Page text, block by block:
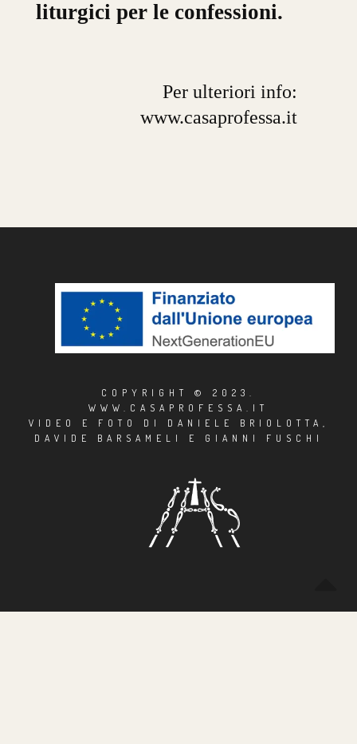
liturgici per le confessioni.
Per ulteriori info:
www.casaprofessa.it
COPYRIGHT © 2023.
WWW.CASAPROFESSA.IT
VIDEO E FOTO DI DANIELE BRIOLOTTA,
DAVIDE BARSAMELI E GIANNI FUSCHI